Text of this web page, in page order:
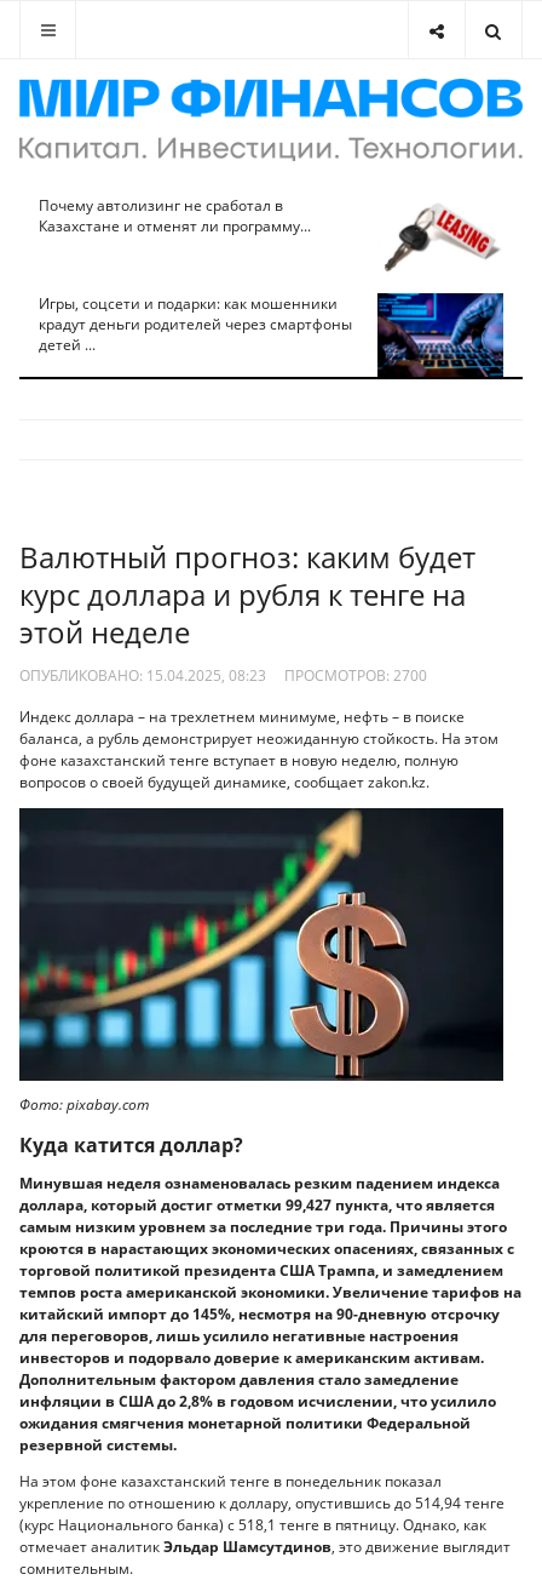
Почему автолизинг не сработал в
Казахстане и отменят ли программу...
Игры, соцсети и подарки: как мошенники
крадут деньги родителей через смартфоны
детей ...
Валютный прогноз: каким будет
курс доллара и рубля к тенге на
этой неделе
ОПУБЛИКОВАНО: 15.04.2025, 08:23 ПРОСМОТРОВ: 2700
Индекс доллара – на трехлетнем минимуме, нефть – в поиске
баланса, а рубль демонстрирует неожиданную стойкость. На этом
фоне казахстанский тенге вступает в новую неделю, полную
вопросов о своей будущей динамике, сообщает zakon.kz.
Фото: pixabay.com
Куда катится доллар?
Минувшая неделя ознаменовалась резким падением индекса
доллара, который достиг отметки 99,427 пункта, что является
самым низким уровнем за последние три года. Причины этого
кроются в нарастающих экономических опасениях, связанных с
торговой политикой президента США Трампа, и замедлением
темпов роста американской экономики. Увеличение тарифов на
китайский импорт до 145%, несмотря на 90-дневную отсрочку
для переговоров, лишь усилило негативные настроения
инвесторов и подорвало доверие к американским активам.
Дополнительным фактором давления стало замедление
инфляции в США до 2,8% в годовом исчислении, что усилило
ожидания смягчения монетарной политики Федеральной
резервной системы.
На этом фоне казахстанский тенге в понедельник показал
укрепление по отношению к доллару, опустившись до 514,94 тенге
(курс Национального банка) с 518,1 тенге в пятницу. Однако, как
отмечает аналитикЭльдар Шамсутдинов, это движение выглядит
сомнительным.